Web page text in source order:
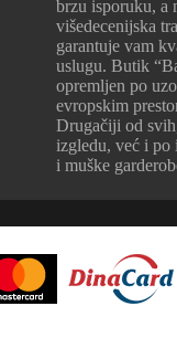
brzu isporuku, a
višedecenijska
garantuje vam
uslugu. Butik
opremljen po
evropskim
Drugačiji od
izgledu, već i po
i muške